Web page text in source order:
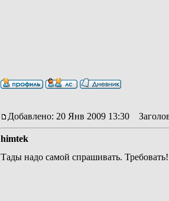
Добавлено: 20 Янв 2009 13:30
himtek
Тады надо самой спрашивать.